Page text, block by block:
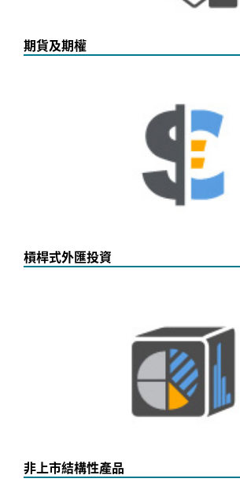
期貨及期權
槓桿式外匯投資
非上市結構性產品